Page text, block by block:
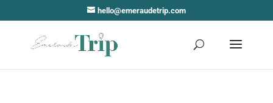
hello@emeraudetrip.com